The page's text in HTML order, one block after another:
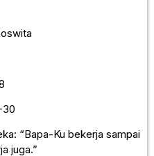
30
“Bapa-Ku bekerja sampai
juga.”